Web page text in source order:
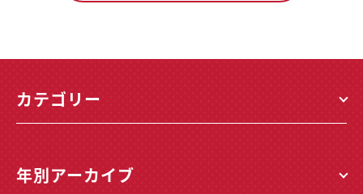
カテゴリー
年別アーカイブ